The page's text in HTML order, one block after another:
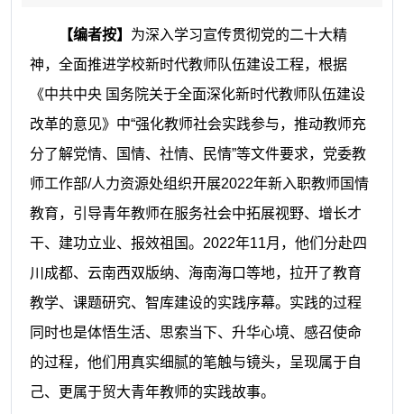
【编者按】 为深入学习宣传贯彻党的二十大精
神，全面推进学校新时代教师队伍建设工程，根据
《中共中央 国务院关于全面深化新时代教师队伍建设
改革的意见》中“强化教师社会实践参与，推动教师充
分了解党情、国情、社情、民情”等文件要求，党委教
师工作部/人力资源处组织开展2022年新入职教师国情
教育，引导青年教师在服务社会中拓展视野、增长才
干、建功立业、报效祖国。2022年11月，他们分赴四
川成都、云南西双版纳、海南海口等地，拉开了教育
教学、课题研究、智库建设的实践序幕。实践的过程
同时也是体悟生活、思索当下、升华心境、感召使命
的过程，他们用真实细腻的笔触与镜头，呈现属于自
己、更属于贸大青年教师的实践故事。